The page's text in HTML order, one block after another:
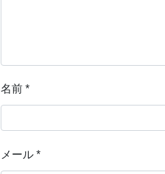
名前 *
メール *